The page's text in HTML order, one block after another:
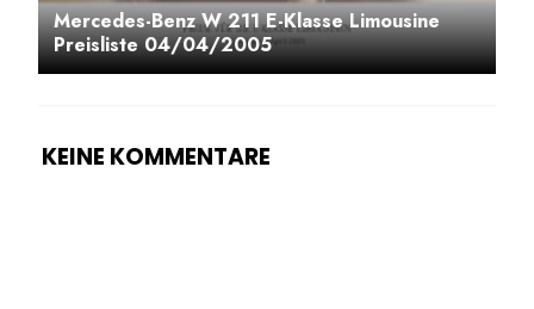
Mercedes-Benz W 211 E-Klasse Limousine
Preisliste 04/04/2005
KEINE KOMMENTARE